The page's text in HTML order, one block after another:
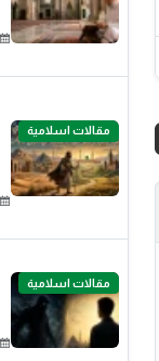
مقالات اسلامية
مقالات اسلامية